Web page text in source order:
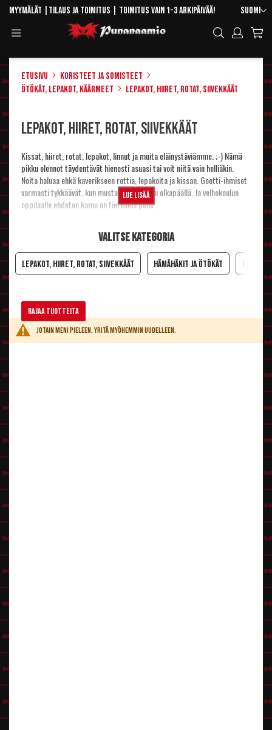
Skip
Content
Kieli
Suomi
Myymälät Tilaus ja toimitus | Toimitus vain 1-3 arkipäivää!
Hae
Etusivu
Koristeet ja somisteet
Ötökät, lepakot, käärmeet
Lepakot, hiiret, rotat, siivekkäät
Lepakot, hiiret, rotat, siivekkäät
Kissat, hiiret, rotat, lepakot, linnut ja muita eläinystäviämme. ;-) Nämä
pikku olennot täydentävät hienosti asuasi tai voit niitä vain helliäkin.
Noita haluaa ehkä kaverikseen rottia, lepakoita ja kissan. Gootti-ihmiset
varmasti tykkäävät, kun musta korppi istuu olkapäällä. Ja velhokoulun
oppilaalle ehdoton kamu on tietenkin pöllö.
Lue lisää
Valitse kategoria
Lepakot, hiiret, rotat, siivekkäät Hämähäkit ja ötökät
Rajaa tuotteita
Jotain meni pieleen. Yritä myöhemmin uudelleen.